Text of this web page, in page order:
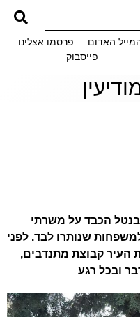
האדום
פרסמו אצלינו
פייסבוק
הכבד על משרתי
שנותרו לבד. לפני
העיר קבוצת מתנדבים,
ובכל רגע